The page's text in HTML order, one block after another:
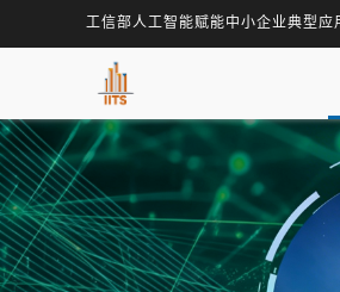
工信部人工智能赋能中小企业典型应